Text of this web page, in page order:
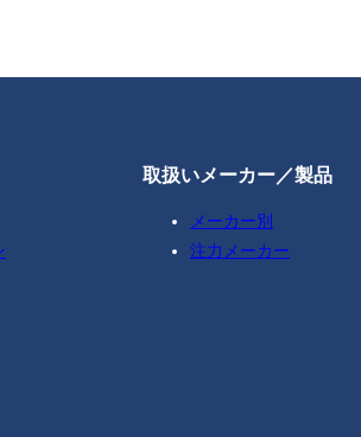
取扱いメーカー／製品
メーカー別
注力メーカー